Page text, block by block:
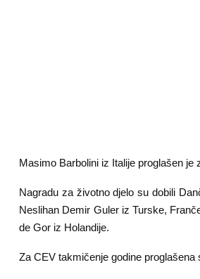
Masimo Barbolini iz Italije proglašen je
Nagradu za životno djelo su dobili
Neslihan Demir Guler iz Turske,
de Gor iz Holandije.
Za CEV takmičenje godine